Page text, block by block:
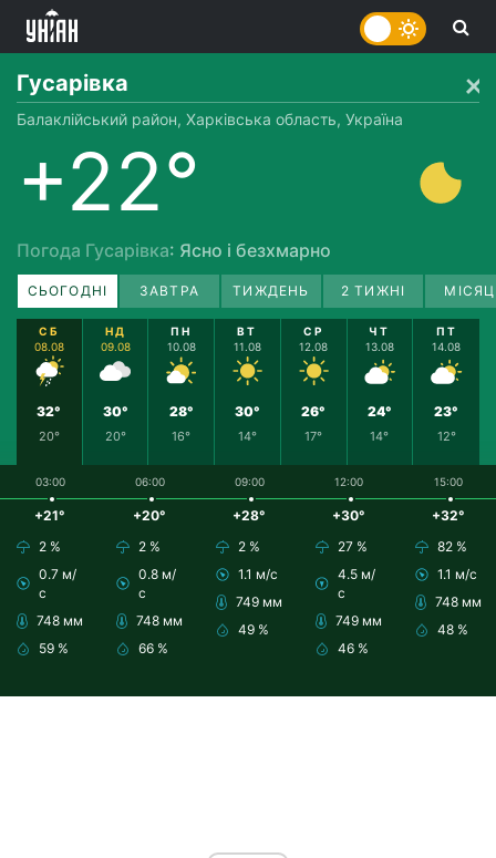
Гусарівка
Балаклійський район, Харківська область, Україна
+22°
Погода Гусарівка: Ясно і безхмарно
СЬОГОДНІ ЗАВТРА ТИЖДЕНЬ 2 ТИЖНІ
СБ
08.08
32°
20°
НД
09.08
30°
20°
ПН
10.08
28°
16°
ВТ
11.08
30°
14°
СР
12.08
26°
17°
ЧТ
13.08
24°
14°
ПТ
14.08
23°
12°
03:00
+21°
2 %
0.7 м/
с
748 мм
59 %
06:00
+20°
2 %
0.8 м/
с
748 мм
66 %
09:00
+28°
2 %
1.1 м/с
749 мм
49 %
12:00
+30°
27 %
4.5 м/
с
749 мм
46 %
15:00
+32°
82 %
1.1 м/с
748 мм
48 %